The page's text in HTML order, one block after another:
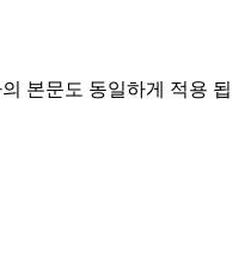
본문도 동일하게 적용 됩